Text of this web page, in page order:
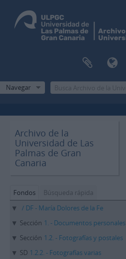
Navegar
Archivo de la
Universidad de Las
Palmas de Gran
Canaria
Fondos
Búsqueda rápida
/ DF - María Dolores de la Fe
Sección 1. - Documentos personales
Sección 1.2. - Fotografías y postales
SD 1.2.2. - Fotografías varias